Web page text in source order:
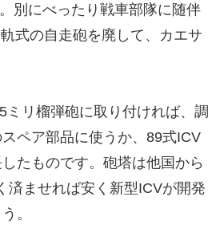
別にべったり戦車部隊に随伴
式の自走砲を廃して、カエサ
リ榴弾砲に取り付ければ、調
ペア部品に使うか、89式ICV
たものです。砲塔は他国から
済ませれば安く新型ICVが開発
。